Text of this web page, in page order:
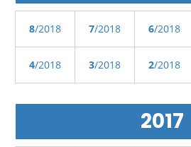
8/2018 7/2018 6/2018
4/2018 3/2018 2/2018
2017